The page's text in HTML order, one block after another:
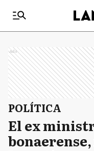
Ads
POLÍTICA
El ex